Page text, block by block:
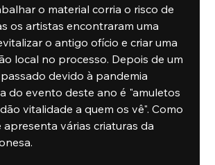
o material corria o risco de
os artistas encontraram uma
o antigo ofício e criar uma
local no processo. Depois de um
devido à pandemia
do evento deste ano é "amuletos
vitalidade a quem os vê". Como
apresenta várias criaturas da